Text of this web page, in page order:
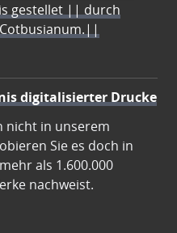
gestellet || durch
digitalisierter Drucke
nicht in unserem
Sie es doch in
als 1.600.000
nachweist.